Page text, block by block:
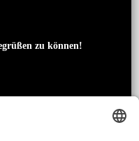
zu können!
alt. Ich